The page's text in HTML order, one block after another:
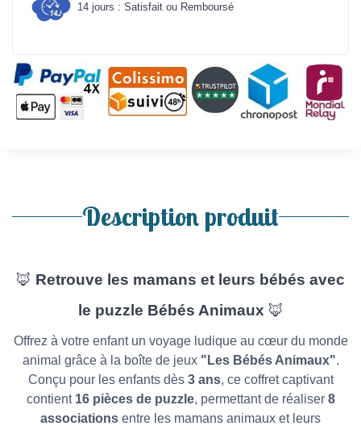
14 jours : Satisfait ou Remboursé
Description produit
🦊 Retrouve les mamans et leurs bébés avec
le puzzle Bébés Animaux 🦊
Offrez à votre enfant un voyage ludique au cœur du monde
animal grâce à la boîte de jeux "Les Bébés Animaux".
Conçu pour les enfants dès 3 ans, ce coffret captivant
contient 16 pièces de puzzle, permettant de réaliser 8
associations entre les mamans animaux et leurs